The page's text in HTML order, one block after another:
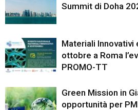
Summit di Doha
Materiali Innovativi
ottobre a Roma
PROMO-TT
Green Mission in
opportunità per